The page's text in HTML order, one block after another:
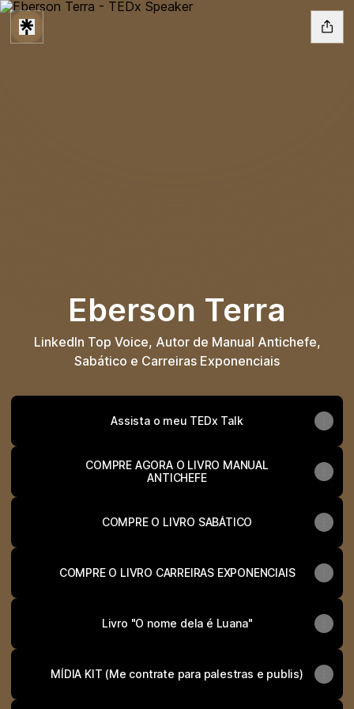
Eberson Terra
LinkedIn Top Voice, Autor de Manual Antichefe,
Sabático e Carreiras Exponenciais
Assista o meu TEDx Talk
COMPRE AGORA O LIVRO MANUAL
ANTICHEFE
COMPRE O LIVRO SABÁTICO
COMPRE O LIVRO CARREIRAS EXPONENCIAIS
Livro "O nome dela é Luana"
MÍDIA KIT (Me contrate para palestras e publis)